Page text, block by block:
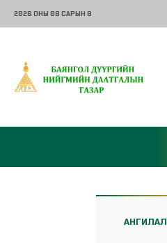
2026 ОНЫ 08 САРЫН 8
АНГИЛАЛ